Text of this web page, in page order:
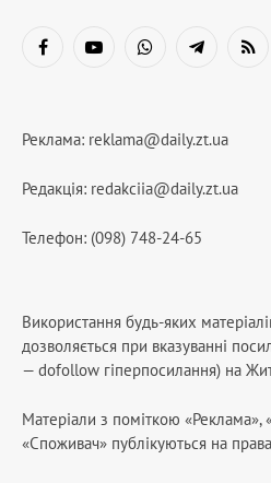
FacebookYouTubeWhatsAppTelegramRSS
Реклама: reklama@daily.zt.ua
Редакція: redakciia@daily.zt.ua
Телефон: (098) 748-24-65
Використання будь-яких
дозволяється при вказуванні
— dofollow гіперпосилання) на
Матеріали з поміткою «Реклама»,
«Споживач» публікуються на